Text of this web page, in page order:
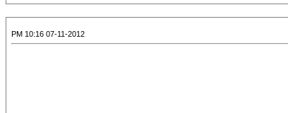
07-11-2012 10:16 PM